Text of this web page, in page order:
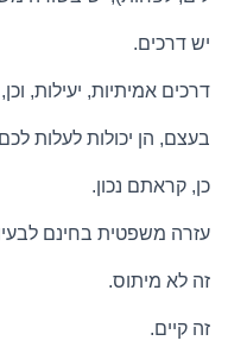
יש דרכים.
דרכים אמיתיות, יעילות,
בעצם, הן יכולות לעלות
כן, קראתם נכון.
עזרה משפטית בחינם
זה לא מיתוס.
זה קיים.